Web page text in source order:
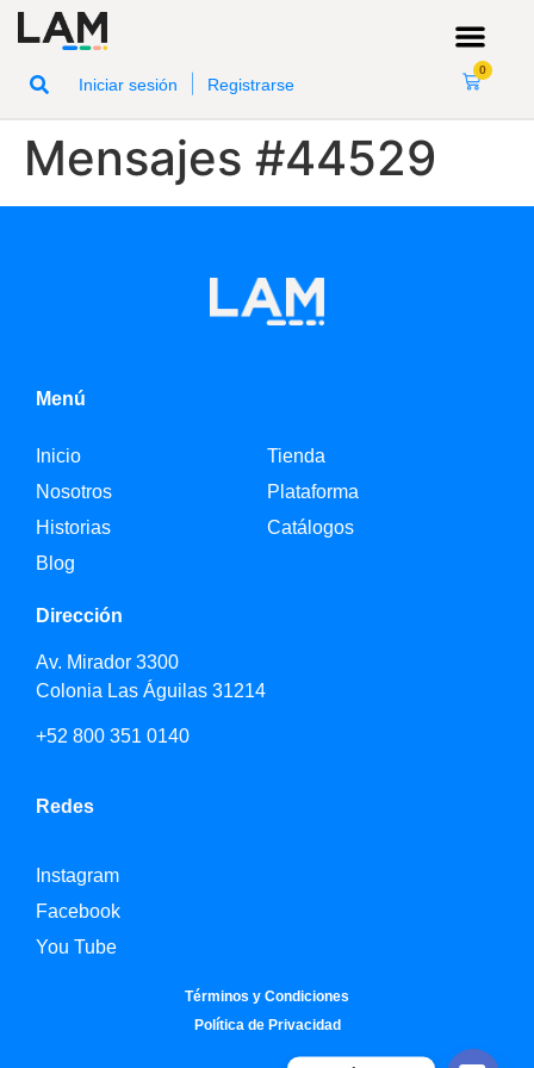
Iniciar sesión Registrarse
0
Mensajes #44529
Menú
Inicio
Nosotros
Historias
Blog
Tienda
Plataforma
Catálogos
Dirección
Av. Mirador 3300
Colonia Las Águilas 31214
+52 800 351 0140
Redes
Instagram
Facebook
You Tube
Términos y Condiciones
Política de Privacidad